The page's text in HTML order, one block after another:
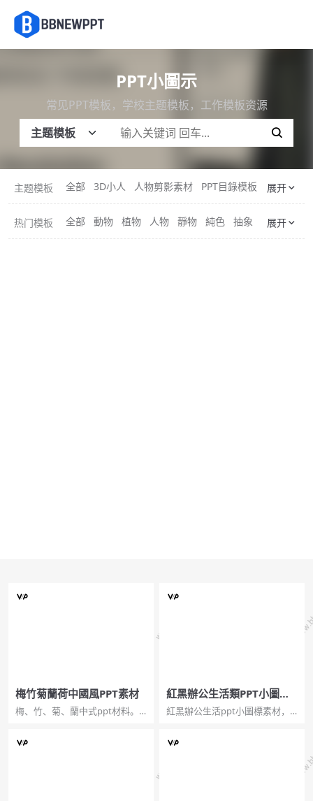
PPT小圖示
常见PPT模板，学校主题模板，工作模板资源
主题模板 全部 3D小人 人物剪影素材 PPT目錄模板 PPT結束語
展开
热门模板 全部 動物 植物 人物 靜物 純色 抽象 風景 邊框
展开
梅竹菊蘭荷中國風PPT素材
梅、竹、菊、蘭中式ppt材料。
文化推崇的花卉。...
紅黑辦公生活類PPT小圖示
素材
紅黑辦公生活ppt小圖標素材，
量，耳機，電池，麥克風，餅狀